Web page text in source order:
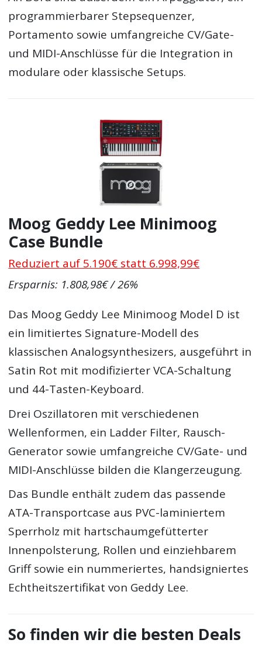
programmierbarer Stepsequenzer,
Portamento sowie umfangreiche CV/Gate-
und MIDI-Anschlüsse für die Integration in
modulare oder klassische Setups.
Moog Geddy Lee Minimoog
Case Bundle
Reduziert auf 5.190€ statt 6.998,99€
Ersparnis: 1.808,98€ / 26%
Das Moog Geddy Lee Minimoog Model D ist
ein limitiertes Signature-Modell des
klassischen Analogsynthesizers, ausgeführt in
Satin Rot mit modifizierter VCA-Schaltung
und 44-Tasten-Keyboard.
Drei Oszillatoren mit verschiedenen
Wellenformen, ein Ladder Filter, Rausch-
Generator sowie umfangreiche CV/Gate- und
MIDI-Anschlüsse bilden die Klangerzeugung.
Das Bundle enthält zudem das passende
ATA-Transportcase aus PVC-laminiertem
Sperrholz mit hartschaumgefütterter
Innenpolsterung, Rollen und einziehbarem
Griff sowie ein nummeriertes, handsigniertes
Echtheitszertifikat von Geddy Lee.
So finden wir die besten Deals